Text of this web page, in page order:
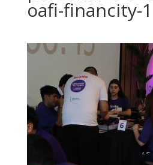
oafi-financity-